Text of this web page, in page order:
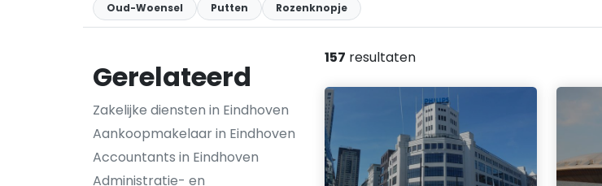
Oud-Woensel
Putten Rozenknopje
Gerelateerd
Zakelijke diensten in Eindhoven
Aankoopmakelaar in Eindhoven
Accountants in Eindhoven
Administratie- en
157 resultaten